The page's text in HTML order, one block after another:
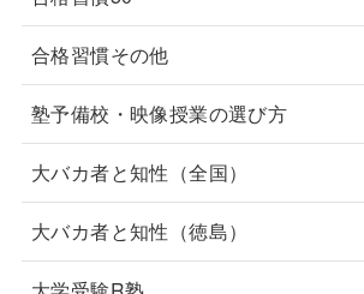
合格習慣その他
塾予備校・映像授業の選び方
大バカ者と知性（全国）
大バカ者と知性（徳島）